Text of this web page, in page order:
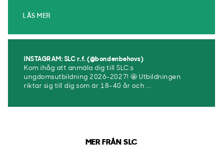
LÄS MER
INSTAGRAM: SLC r.f. (@bondenbehovs)
Kom ihåg att anmäla dig till SLC:s
ungdomsutbildning 2026-2027! 🤩 Utbildningen
riktar sig till dig som är 18–40 år och ...
MER FRÅN SLC